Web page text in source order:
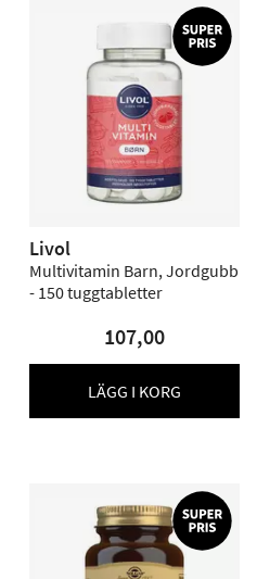
Livol
Multivitamin Barn, Jordgubb
- 150 tuggtabletter
107,00
LÄGG I KORG